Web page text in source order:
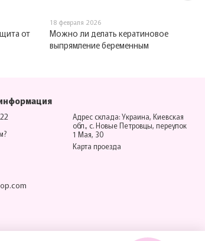
от
18 февраля 2026
Можно ли делать кератиновое
выпрямление беременным
Адрес склада: Украина, Киевская
обл., с. Новые Петровцы, переулок
1 Мая, 30
Карта проезда